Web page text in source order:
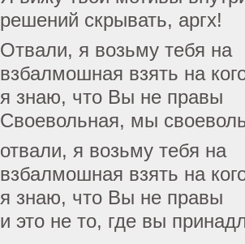
решений скрывать, аргх!
Отвали, я возьму тебя на
взбалмошная взять на
я знаю, что Вы не правы
Своевольная, мы
отвали, я возьму тебя на
взбалмошная взять на
я знаю, что Вы не правы
и это не то, где вы